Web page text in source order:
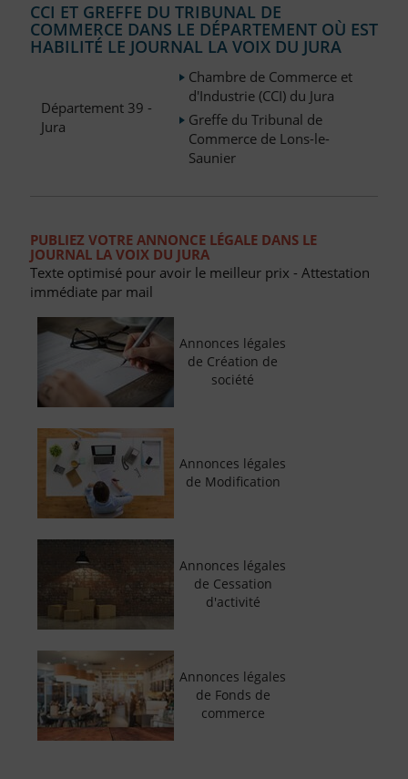
CCI ET GREFFE DU TRIBUNAL DE
COMMERCE DANS LE DÉPARTEMENT OÙ EST
HABILITÉ LE JOURNAL LA VOIX DU JURA
Département 39 -
Jura
Chambre de Commerce et
d'Industrie (CCI) du Jura
Greffe du Tribunal de
Commerce de Lons-le-
Saunier
PUBLIEZ VOTRE ANNONCE LÉGALE DANS LE
JOURNAL LA VOIX DU JURA
Texte optimisé pour avoir le meilleur prix - Attestation
immédiate par mail
Annonces légales
de Création de
société
Annonces légales
de Modification
Annonces légales
de Cessation
d'activité
Annonces légales
de Fonds de
commerce